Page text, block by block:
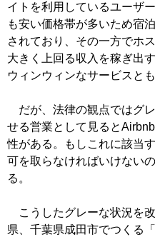
イトを利用しているユーザ
も安い価格帯が多いため宿
されており、その一方でホ
大きく上回る収入を稼ぎ出
ウィンウィンなサービスとも
だが、法律の観点ではグ
せる営業として見ると
性がある。もしこれに該当
可を取らなければいけない
る。
こうしたグレーな状況を
県、千葉県成田市でつくる